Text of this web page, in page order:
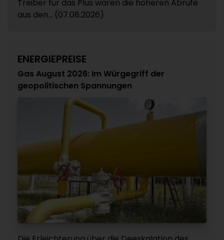
Treiber für das Plus waren die höheren Abrufe
aus den... (07.08.2026)
ENERGIEPREISE
Gas August 2026: Im Würgegriff der
geopolitischen Spannungen